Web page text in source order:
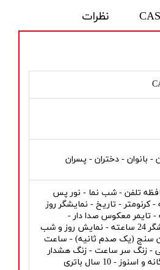
نظرات
- بانوان - دختران - پسران
حافظه تلفن - شب نما - نور پس
- کرنومتر - تاریخ - نمایشگر روز
- تایمر معکوس صدا دار -
نمایشگر 24 ساعته - نمایش روز و شب
سنج (یک صدم ثانیه) - ساعت
- زنگ سر ساعت - زنگ هشدار
اسنوز - 10 سال باتری